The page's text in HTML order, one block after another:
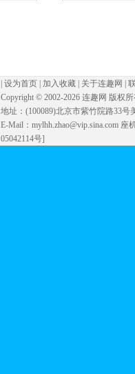
设为首页 加入收藏 关于连趣网
Copyright © 2002-2026 连趣网 版权
地址：(100089)北京市紫竹院路33号
E-Mail：mylhh.zhao@vip.sina.com
05042114号]